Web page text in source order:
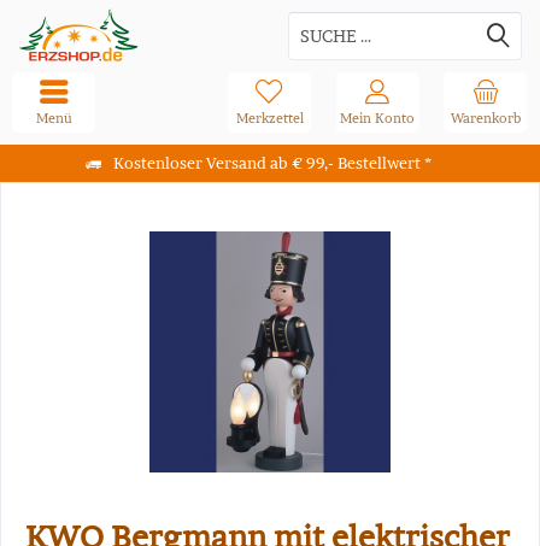
Kostenloser Versand ab € 99,- Bestellwert *
Warenkorb
Merkzettel Mein Konto
Menü
KWO Bergmann mit elektrischer